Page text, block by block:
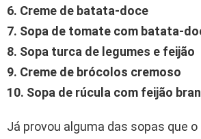
6. Creme de batata-doce
7. Sopa de tomate com batata-
8. Sopa turca de legumes e feijão
9. Creme de brócolos cremoso
10. Sopa de rúcula com feijão
Já provou alguma das sopas que